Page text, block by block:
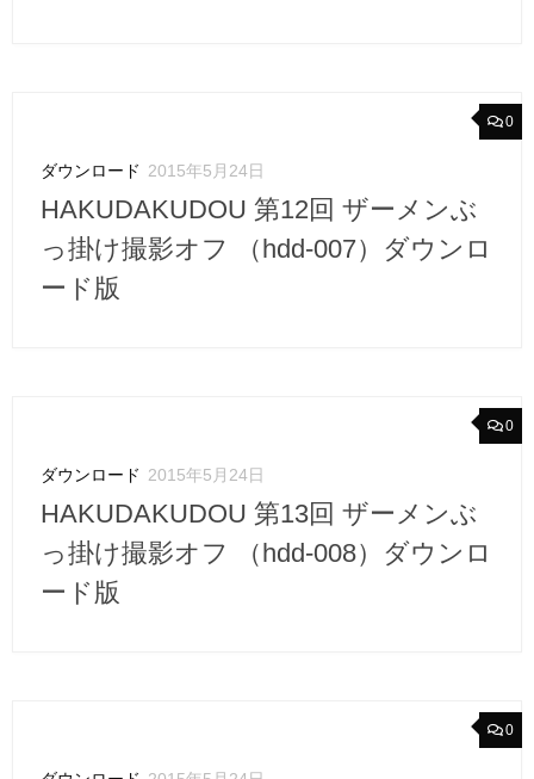
0
ダウンロード 2015年5月24日
HAKUDAKUDOU 第12回 ザーメンぶ
っ掛け撮影オフ （hdd-007）ダウンロ
ード版
0
ダウンロード 2015年5月24日
HAKUDAKUDOU 第13回 ザーメンぶ
っ掛け撮影オフ （hdd-008）ダウンロ
ード版
0